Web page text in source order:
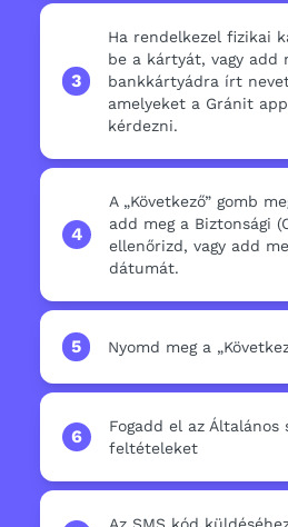
3
Ha rendelkezel fizikai
be a kártyát, vagy add
bankkártyádra írt
amelyeket a Gránit
kérdezni.
4
A „Következő” gomb
add meg a Biztonsági
ellenőrizd, vagy add
dátumát.
5 Nyomd meg a
6
Fogadd el az Általános
feltételeket